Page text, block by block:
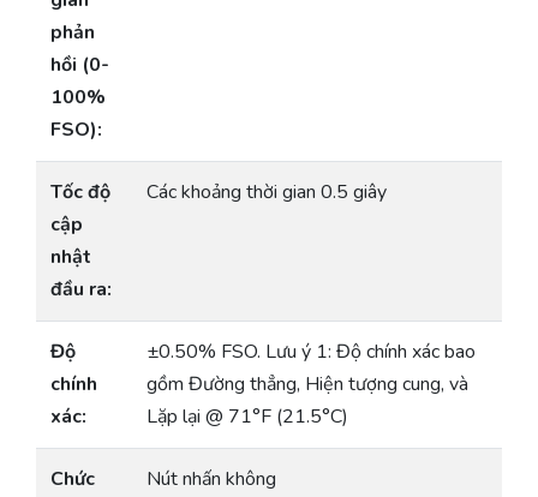
phản
hồi (0-
100%
FSO):
Tốc độ
cập
nhật
đầu ra:
Các khoảng thời gian 0.5 giây
Độ
chính
xác:
±0.50% FSO. Lưu ý 1: Độ chính xác bao
gồm Đường thẳng, Hiện tượng cung, và
Lặp lại @ 71°F (21.5°C)
Chức
Nút nhấn không